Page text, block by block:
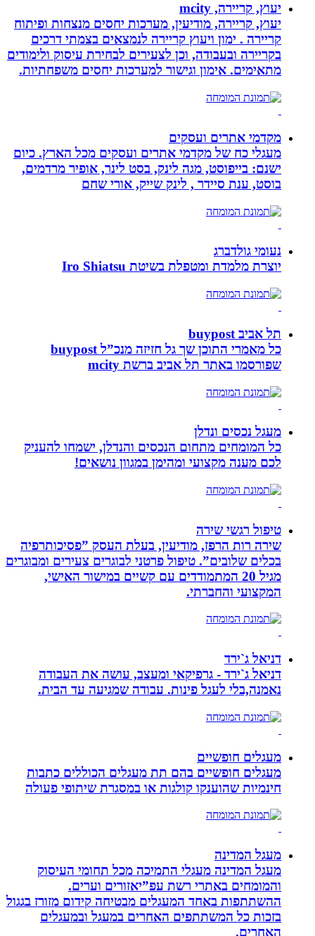
יעוץ, קריירה, mcity
יעוץ, קריירה, מודיעין, מערכות יחסים מנצחות ופיתוח
קריירה . ימון ויעוץ קריירה לנמצאים בצמתי דרכים
בקריירה ובעבודה, וכן לצעירים לבחירת עיסוק ולימודים
מתאימים. אימון וגישור למערכות יחסים משפחתיות.
מקדמי אתרים ועסקים
מעגלי כח של מקדמי אתרים ועסקים מכל הארץ. כיום
ישנם: בייפוסט, מגה לינק, בסט לינר, אופיר מרדמים,
בוסט, ענת סיידר , לינק שייק, אורי שחם
נעומי גולדברג
יוצרת מלמדת ומטפלת בשיטת Iro Shiatsu
תל אביב buypost
כל מאמרי התוכן שך גל חזיזה מנכ”ל buypost
שפורסמו באתר תל אביב ברשת mcity
מעגל נכסים ונדלן
כל המומחים מתחום הנכסים והנדלן, ישמחו להעניק
לכם מענה מקצועי ומהימן במגוון נושאים!
טיפול רגשי שירה
שירה רות הרפז, מודיעין, בעלת העסק ”פסיכותרפיה
בכלים שלובים”. טיפול פרטני לבוגרים צעירים ומבוגרים
מגיל 20 המתמודדים עם קשיים במישור האישי,
המקצועי והחברתי.
דניאל ג`ירד
דניאל ג`ירד - גרפיקאי ומעצב, עושה את העבודה
נאמנה,בלי לעגל פינות. עבודה שמגיעה עד הבית.
מעגלים חופשיים
מעגלים חופשיים בהם תת מעגלים הכוללים כתבות
חינמיות שהוענקו קולגות או במסגרת שיתופי פעולה
מעגל המדינה
מעגל המדינה מעגלי התמיכה מכל תחומי העיסוק
והמומחים באתרי רשת עפ”יאזורים וערים.
ההשתתפות באחד המעגלים מבטיחה קידום מזורז בגגול
בזכות כל המשתתפים האחרים במעגל ובמעגלים
האחרים.